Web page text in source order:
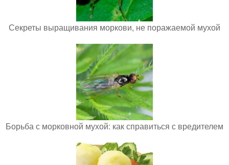
Секреты выращивания моркови, не поражаемой мухой
Борьба с морковной мухой: как справиться с вредителем